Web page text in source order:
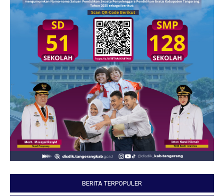
BERITA TERPOPULER